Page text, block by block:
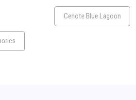
Cenote Blue Lagoon